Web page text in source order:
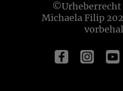
Michaela Filip